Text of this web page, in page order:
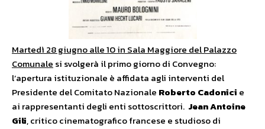
Martedì 28 giugno alle 10 in Sala Maggiore del Palazzo
Comunale si svolgerà il primo giorno di Convegno:
l’apertura istituzionale è affidata agli interventi del
Presidente del Comitato Nazionale Roberto Cadonici e
ai rappresentanti degli enti sottoscrittori. Jean Antoine
Gili, critico cinematografico francese e studioso di